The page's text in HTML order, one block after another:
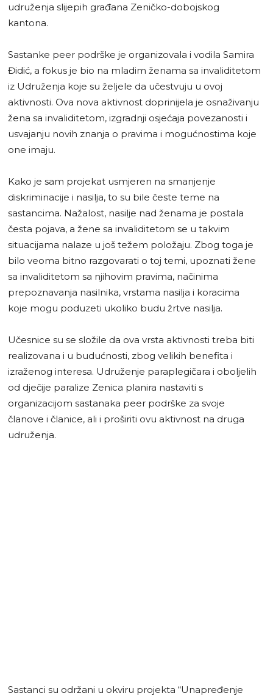
udruženja slijepih građana Zeničko-dobojskog
kantona.
Sastanke peer podrške je organizovala i vodila Samira
Đidić, a fokus je bio na mladim ženama sa invaliditetom
iz Udruženja koje su željele da učestvuju u ovoj
aktivnosti. Ova nova aktivnost doprinijela je osnaživanju
žena sa invaliditetom, izgradnji osjećaja povezanosti i
usvajanju novih znanja o pravima i mogućnostima koje
one imaju.
Kako je sam projekat usmjeren na smanjenje
diskriminacije i nasilja, to su bile česte teme na
sastancima. Nažalost, nasilje nad ženama je postala
česta pojava, a žene sa invaliditetom se u takvim
situacijama nalaze u još težem položaju. Zbog toga je
bilo veoma bitno razgovarati o toj temi, upoznati žene
sa invaliditetom sa njihovim pravima, načinima
prepoznavanja nasilnika, vrstama nasilja i koracima
koje mogu poduzeti ukoliko budu žrtve nasilja.
Učesnice su se složile da ova vrsta aktivnosti treba biti
realizovana i u budućnosti, zbog velikih benefita i
izraženog interesa. Udruženje paraplegičara i oboljelih
od dječije paralize Zenica planira nastaviti s
organizacijom sastanaka peer podrške za svoje
članove i članice, ali i proširiti ovu aktivnost na druga
udruženja.
Sastanci su održani u okviru projekta “Unapređenje